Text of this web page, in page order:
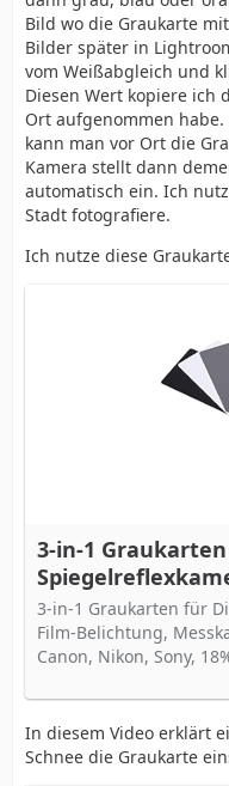
Bild wo die Graukarte
Bilder später in
vom Weißabgleich und
Diesen Wert kopiere ich
Ort aufgenommen
kann man vor Ort die
Kamera stellt dann
automatisch ein. Ich
Stadt fotografiere.
Ich nutze diese
3-in-1
Belichtung,
für Canon, Nikon,
Weißabgleich, Set
3-in-1 Graukarten für
Film-Belichtung,
Canon, Nikon, Sony,
In diesem Video erklärt
Schnee die Graukarte